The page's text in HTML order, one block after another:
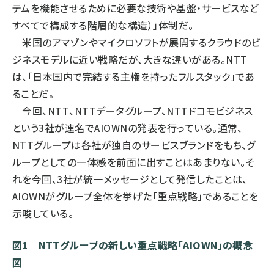
テムを機能させるために必要な技術や基盤・サービスなど
すべてで構成する階層的な構造）」体制だ。
米国のアマゾンやマイクロソフトが展開するクラウドのビ
ジネスモデルに近い戦略だが、大きな違いがある。NTT
は、「日本国内で完結する主権を持ったフルスタック」であ
ることだ。
今回、NTT、NTTデータグループ、NTTドコモビジネス
という3社が連名でAIOWNの発表を行っている。通常、
NTTグループは各社が独自のサービスブランドをもち、グ
ループとしての一体感を前面に出すことはあまりない。そ
れを今回、3社が統一メッセージとして発信したことは、
AIOWNがグループ全体を挙げた「重点戦略」であることを
示唆している。
図1 NTTグループの新しい重点戦略「AIOWN」の概念
図